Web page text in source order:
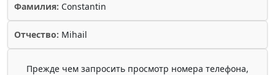
Фамилия: Constantin
Отчество: Mihail
Прежде чем запросить просмотр номера телефона,